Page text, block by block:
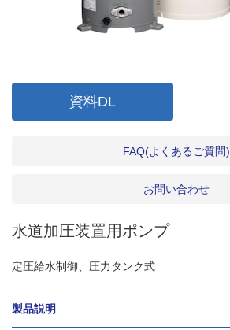
資料DL
FAQ(よくあるご質問)
お問い合わせ
水道加圧装置用ポンプ
定圧給水制御、圧力タンク式
製品説明